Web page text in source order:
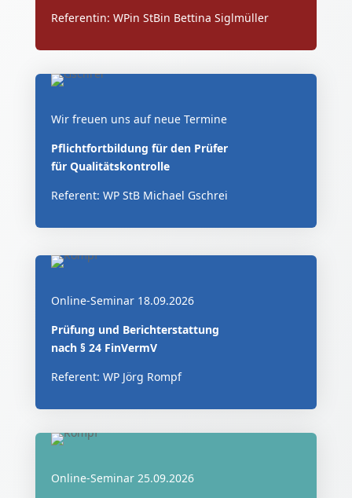
Referentin: WPin StBin Bettina Siglmüller
Wir freuen uns auf neue Termine
Pflichtfortbildung für den Prüfer
für Qualitätskontrolle
Referent: WP StB Michael Gschrei
Online-Seminar 18.09.2026
Prüfung und Berichterstattung
nach § 24 FinVermV
Referent: WP Jörg Rompf
Online-Seminar 25.09.2026